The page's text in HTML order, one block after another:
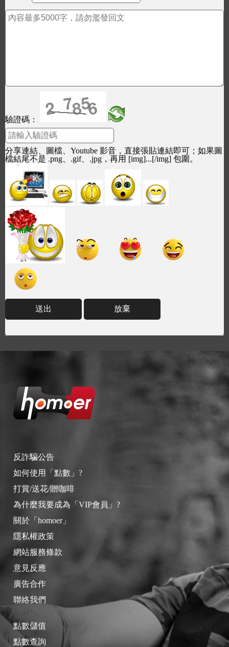
驗證碼：
分享連結、圖檔、Youtube 影音，直接張貼連結即可；如果圖
檔結尾不是 .png、.gif、.jpg，再用 [img]...[/img] 包圍。
送出 放棄
反詐騙公告
如何使用「點數」?
打賞/送花/贈咖啡
為什麼我要成為「VIP會員」?
關於「homoer」
隱私權政策
網站服務條款
意見反應
廣告合作
聯絡我們
點數儲值
點數查詢